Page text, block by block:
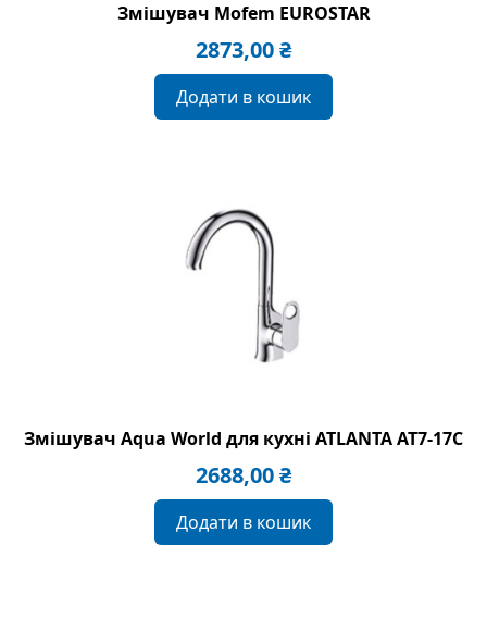
Змішувач Mofem EUROSTAR
2873,00₴
Додати в кошик
Змішувач Aqua World для кухні ATLANTA AT7-17C
2688,00₴
Додати в кошик